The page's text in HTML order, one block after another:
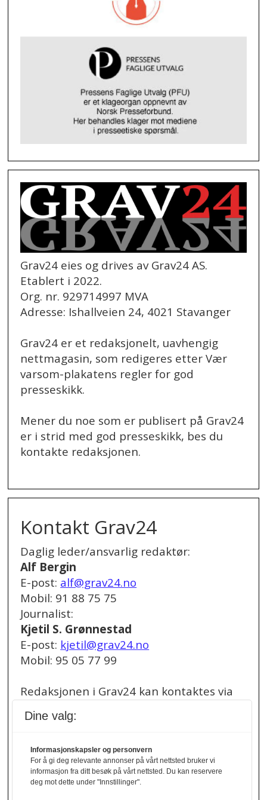
Grav24 eies og drives av Grav24 AS.
Etablert i 2022.
Org. nr. 929714997 MVA
Adresse: Ishallveien 24, 4021 Stavanger
Grav24 er et redaksjonelt, uavhengig
nettmagasin, som redigeres etter Vær
varsom-plakatens regler for god
presseskikk.
Mener du noe som er publisert på Grav24
er i strid med god presseskikk, bes du
kontakte redaksjonen.
Kontakt Grav24
Daglig leder/ansvarlig redaktør:
Alf Bergin
E-post: alf@grav24.no
Mobil: 91 88 75 75
Journalist:
Kjetil S. Grønnestad
E-post: kjetil@grav24.no
Mobil: 95 05 77 99
Redaksjonen i Grav24 kan kontaktes via
redaksjon@grav24.no
annonser/stillingsannonser, kan du bruke
denne e-post adressen:
annonse@grav24.no
Dine valg:
Informasjonskapsler og personvern
For å gi deg relevante annonser på vårt nettsted bruker vi
informasjon fra ditt besøk på vårt nettsted. Du kan reservere
deg mot dette under "Innstillinger".